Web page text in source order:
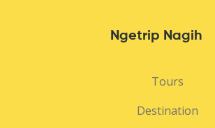
Ngetrip Nagih
Tours
Destination